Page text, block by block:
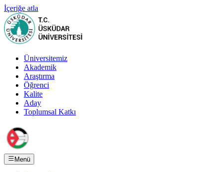
İçeriğe atla
Üniversitemiz
Akademik
Araştırma
Öğrenci
Kalite
Aday
Toplumsal Katkı
Menü